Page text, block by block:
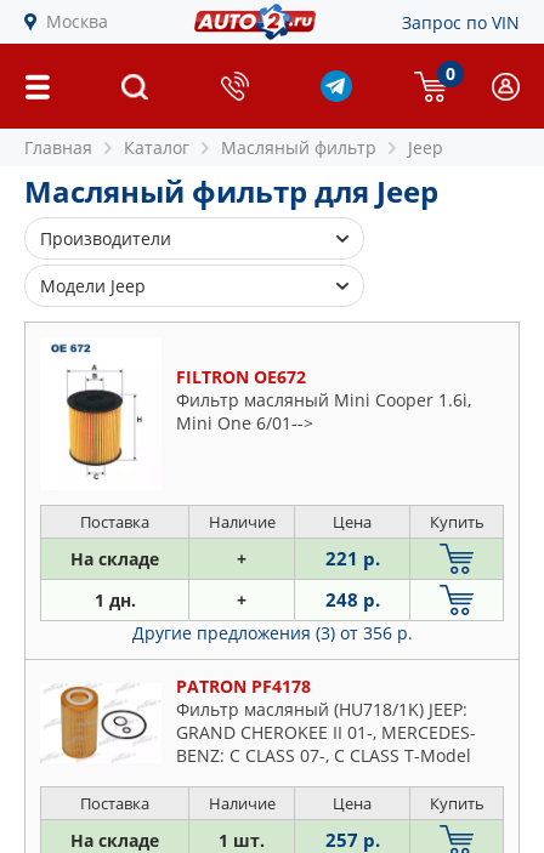
Москва Запрос по VIN
0
Главная Каталог Масляный фильтр Jeep
Масляный фильтр для Jeep
Производители
ALCO FILTER
AUTOMEGA
BLUE PRINT
BOSCH
BSG
CHAMPION
CLEAN FILTERS
COMLINE
DENCKERMAN
FEBI
FILTRON
JAPANPARTS
JAPKO
JS ASAKASHI
KOLBENSCHMIDT
Модели Jeep
Cherokee
Cj5
Commander
Compass
Grand
Renegade
Wrangler
FILTRON OE672
Фильтр масляный Mini Cooper 1.6i,
Mini One 6/01-->
Поставка Наличие Цена Купить
На складе + 221 р.
1 дн. + 248 р.
Другие предложения (3) от 356 р.
PATRON PF4178
Фильтр масляный (HU718/1K) JEEP:
GRAND CHEROKEE II 01-, MERCEDES-
BENZ: C CLASS 07-, C CLASS T-Model
CLASS T-Model 01-
Поставка Наличие Цена Купить
На складе 1 шт. 257 р.